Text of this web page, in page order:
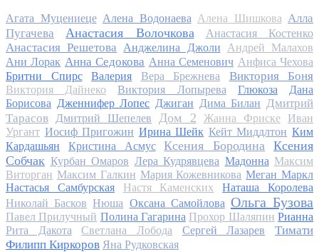
Агата Муцениеце Алена Водонаева Алена Шишкова Алла
Пугачева
Анастасия Волочкова Анастасия Костенко
Анастасия Решетова Анджелина Джоли
Андрей Малахов
Ани Лорак Анна Седокова Анна Семенович Анфиса Чехова
Бритни Спирс
Валерия Вера Брежнева Виктория Боня
Виктория Дайнеко Виктория Лопырева Глюкоза
Дана
Борисова Дженнифер Лопес Джиган Дима Билан Дмитрий
Тарасов
Дмитрий Шепелев Дом 2 Жанна Фриске
Иван
Ургант Иосиф Пригожин Ирина Шейк Кейт Миддлтон Ким
Кардашьян
Кристина Асмус Ксения Бородина
Ксения
Собчак Курбан Омаров Лера Кудрявцева Мадонна Максим
Виторган Максим Галкин Мария Кожевникова Меган Маркл
Настасья Самбурская
Настя Каменских
Наташа Королева
Николай Басков Нюша Оксана Самойлова Ольга Бузова
Павел Прилучный Полина Гагарина Прохор Шаляпин Рианна
Рита Дакота
Светлана Лобода Сергей Лазарев
Тимати
Филипп Киркоров Яна Рудковская